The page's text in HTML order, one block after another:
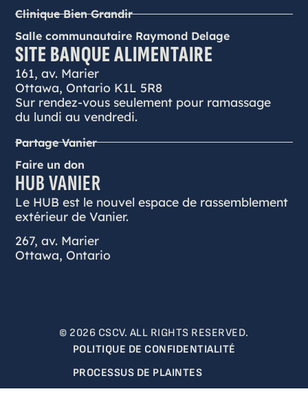
Clinique Bien Grandir
Salle communautaire Raymond Delage
SITE BANQUE ALIMENTAIRE
161, av. Marier
Ottawa, Ontario K1L 5R8
Sur rendez-vous seulement pour ramassage
du lundi au vendredi.
Partage Vanier
Faire un don
HUB VANIER
Le HUB est le nouvel espace de rassemblement
extérieur de Vanier.
267, av. Marier
Ottawa, Ontario
© 2026 CSCV. ALL RIGHTS RESERVED.
POLITIQUE DE CONFIDENTIALITÉ
PROCESSUS DE PLAINTES